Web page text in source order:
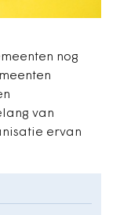
nog
van
ervan